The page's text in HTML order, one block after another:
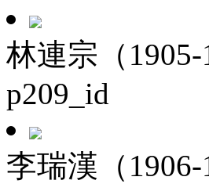
林連宗（1905-
p209_id
李瑞漢（1906-